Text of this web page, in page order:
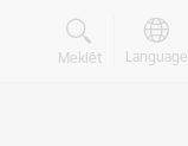
Meklēt Language